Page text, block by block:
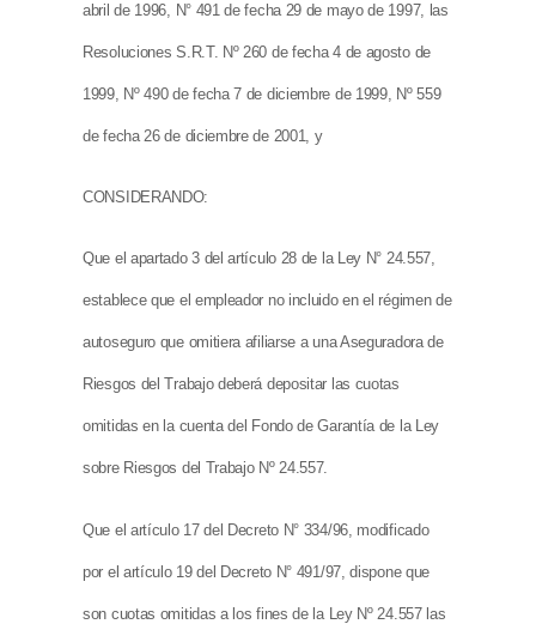
abril de 1996, N° 491 de fecha 29 de mayo de 1997, las
Resoluciones S.R.T. Nº 260 de fecha 4 de agosto de
1999, Nº 490 de fecha 7 de diciembre de 1999, Nº 559
de fecha 26 de diciembre de 2001, y
CONSIDERANDO:
Que el apartado 3 del artículo 28 de la Ley N° 24.557,
establece que el empleador no incluido en el régimen de
autoseguro que omitiera afiliarse a una Aseguradora de
Riesgos del Trabajo deberá depositar las cuotas
omitidas en la cuenta del Fondo de Garantía de la Ley
sobre Riesgos del Trabajo Nº 24.557.
Que el artículo 17 del Decreto N° 334/96, modificado
por el artículo 19 del Decreto N° 491/97, dispone que
son cuotas omitidas a los fines de la Ley Nº 24.557 las